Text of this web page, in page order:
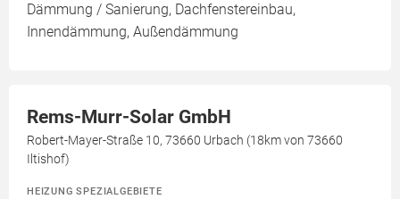
Dämmung / Sanierung, Dachfenstereinbau,
Innendämmung, Außendämmung
Rems-Murr-Solar GmbH
Robert-Mayer-Straße 10, 73660 Urbach (18km von 73660
Iltishof)
HEIZUNG SPEZIALGEBIETE